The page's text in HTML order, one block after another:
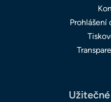
Prohlášení